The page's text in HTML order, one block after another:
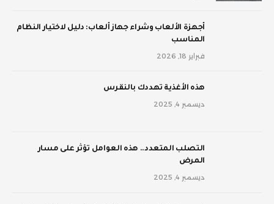
أجهزة الألعاب وشراء جهاز ألعاب: دليل لاختيار النظام
المناسب
فبراير 18, 2026
‫هذه الأغذية تهددك بالنقرس
ديسمبر 4, 2025
‫التصلب المتعدد.. هذه العوامل تؤثر على مسار
المرض
ديسمبر 4, 2025